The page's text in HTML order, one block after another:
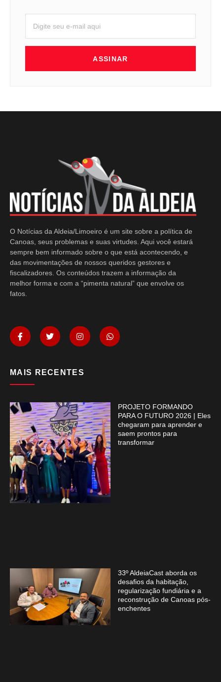
ASSINAR
O Notícias da Aldeia/Limoeiro é um site sobre a política de
Canoas, seus problemas e suas virtudes. Aqui você estará
sempre bem informado sobre o que está acontecendo, e
das movimentações de nossos queridos gestores e
fiscalizadores. Os conteúdos trazem a informação da
melhor forma e com a “pimenta natural” que envolve os
fatos.
MAIS RECENTES
PROJETO FORMANDO
PARA O FUTURO 2026 | Eles
chegaram para aprender e
saem prontos para
transformar
33º AldeiaCast aborda os
desafios da habitação,
regularização fundiária e a
reconstrução de Canoas pós-
enchentes